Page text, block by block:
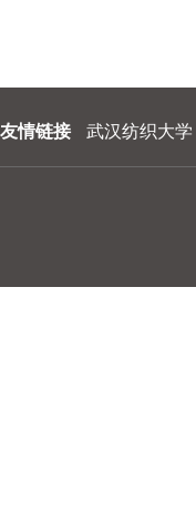
友情链接 武汉纺织大学